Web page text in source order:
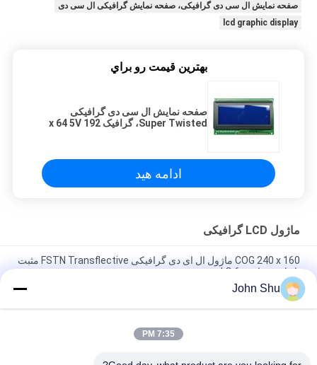
صفحه نمایش ال سی دی گرافیکی، صفحه نمایش گرافیکی ال سی دی
lcd graphic display
بهترين قيمت رو براي
صفحه نمایش ال سی دی گرافیکی
Super Twisted، گرافیک 192 x 64 5V
ادامه هید
ماژول LCD گرافیکی
COG 240 x 160 ماژول ال ای دی گرافیکی FSTN Transflective مثبت
با زاویه ساعت 6 O '
گرافیکی LCD
John Shu
7:35 PM